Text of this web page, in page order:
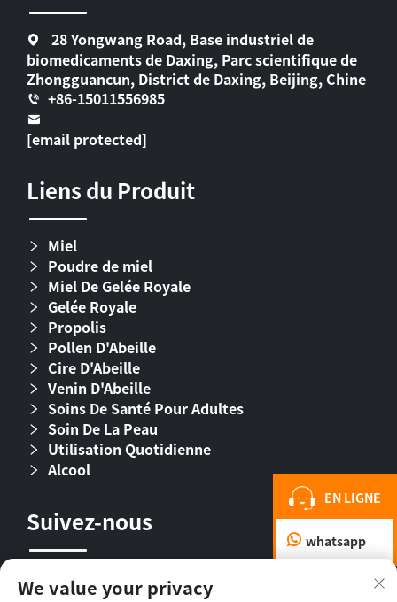
EN LIGNE
whatsapp
28 Yongwang Road, Base industriel de
biomedicaments de Daxing, Parc scientifique de
Zhongguancun, District de Daxing, Beijing, Chine
+86-15011556985
[email protected]
Liens du Produit
Miel
Poudre de miel
Miel De Gelée Royale
Gelée Royale
Propolis
Pollen D'Abeille
Cire D'Abeille
Venin D'Abeille
Soins De Santé Pour Adultes
Soin De La Peau
Utilisation Quotidienne
Alcool
Suivez-nous
We value your privacy